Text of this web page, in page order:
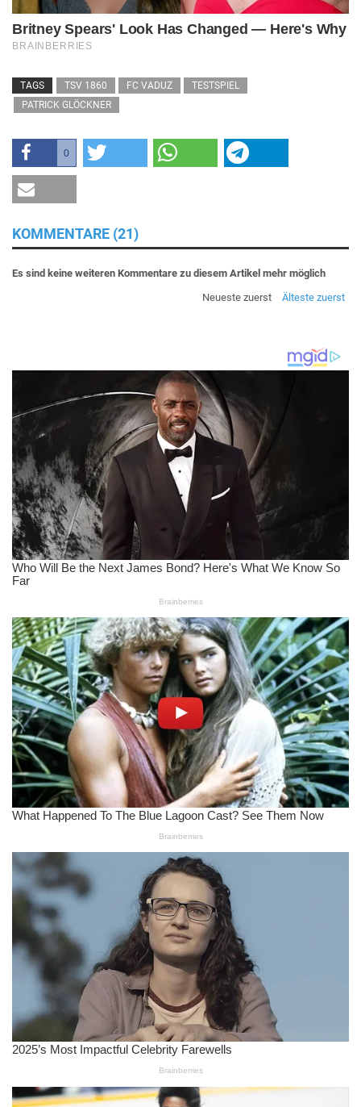
TAGS TSV 1860 FC VADUZ
TESTSPIEL
PATRICK GLÖCKNER
0
KOMMENTARE (21)
Es sind keine weiteren Kommentare zu diesem Artikel mehr möglich
Neueste zuerst
Älteste zuerst